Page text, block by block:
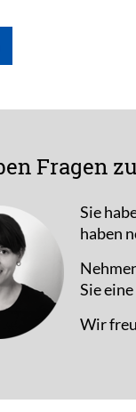
Fragen
Sie
haben
Sie
Wir